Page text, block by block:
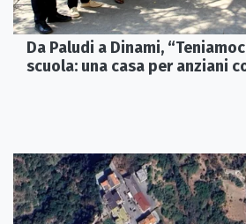
Da Paludi a Dinami,
scuola: una casa per anziani